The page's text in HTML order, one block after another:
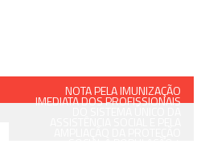
NOTA PELA IMUNIZAÇÃO
IMEDIATA DOS PROFISSIONAIS